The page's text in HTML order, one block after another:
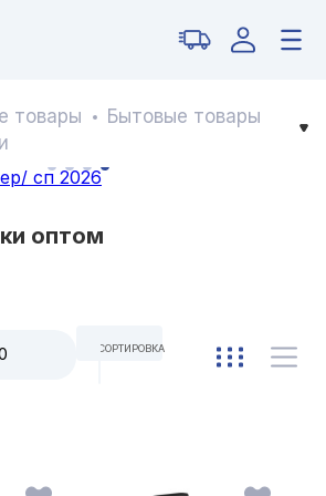
товары
Бытовые товары
оптом
СОРТИРОВКА